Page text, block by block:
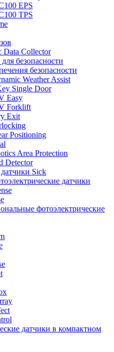
EPS
TPS
Data Collector
безопасности
безопасности
Weather Assist
Single Door
Easy
Forklift
Exit
Positioning
Area Protection
Detector
Sick
датчики
фотоэлектрические
датчики в компактном